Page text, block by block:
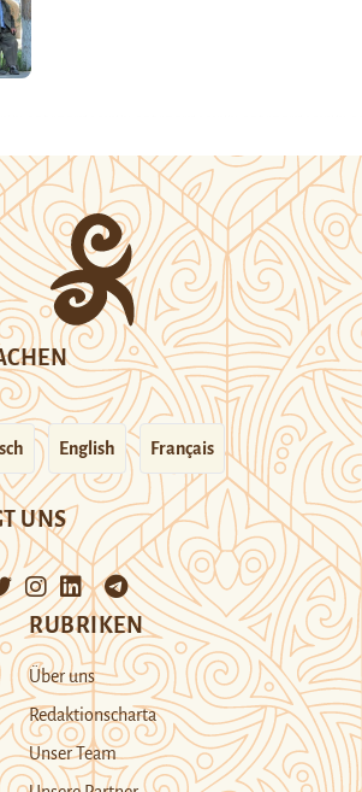
English Français
UNS
RUBRIKEN
Über uns
Redaktionscharta
Unser Team